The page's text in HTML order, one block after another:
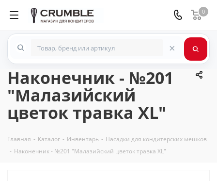
0
×
Наконечник - №201
"Малазийский
цветок травка XL"
Главная - Каталог - Инвентарь - Насадки для кондитерских мешков
- Наконечник - №201 "Малазийский цветок травка XL"